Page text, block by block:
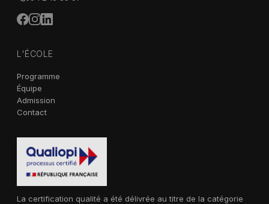
L'ÉCOLE
Programme
Équipe
Admission
Contact
La certification qualité a été délivrée au titre de la catégorie